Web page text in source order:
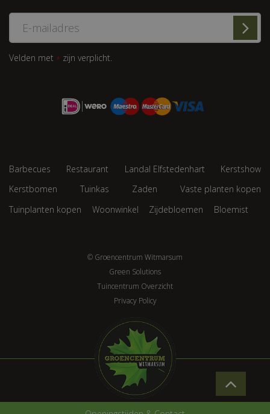
Velden met * zijn verplicht.
Barbecues Restaurant Landal Elfstedenhart
Kerstshow
Kerstbomen
Tuinkas Zaden
Vaste planten kopen
Tuinplanten kopen
Woonwinkel Zijdebloemen Bloemist
© Groencentrum Witmarsum
Green Solutions
Tuincentrum Overzicht
Privacy Policy